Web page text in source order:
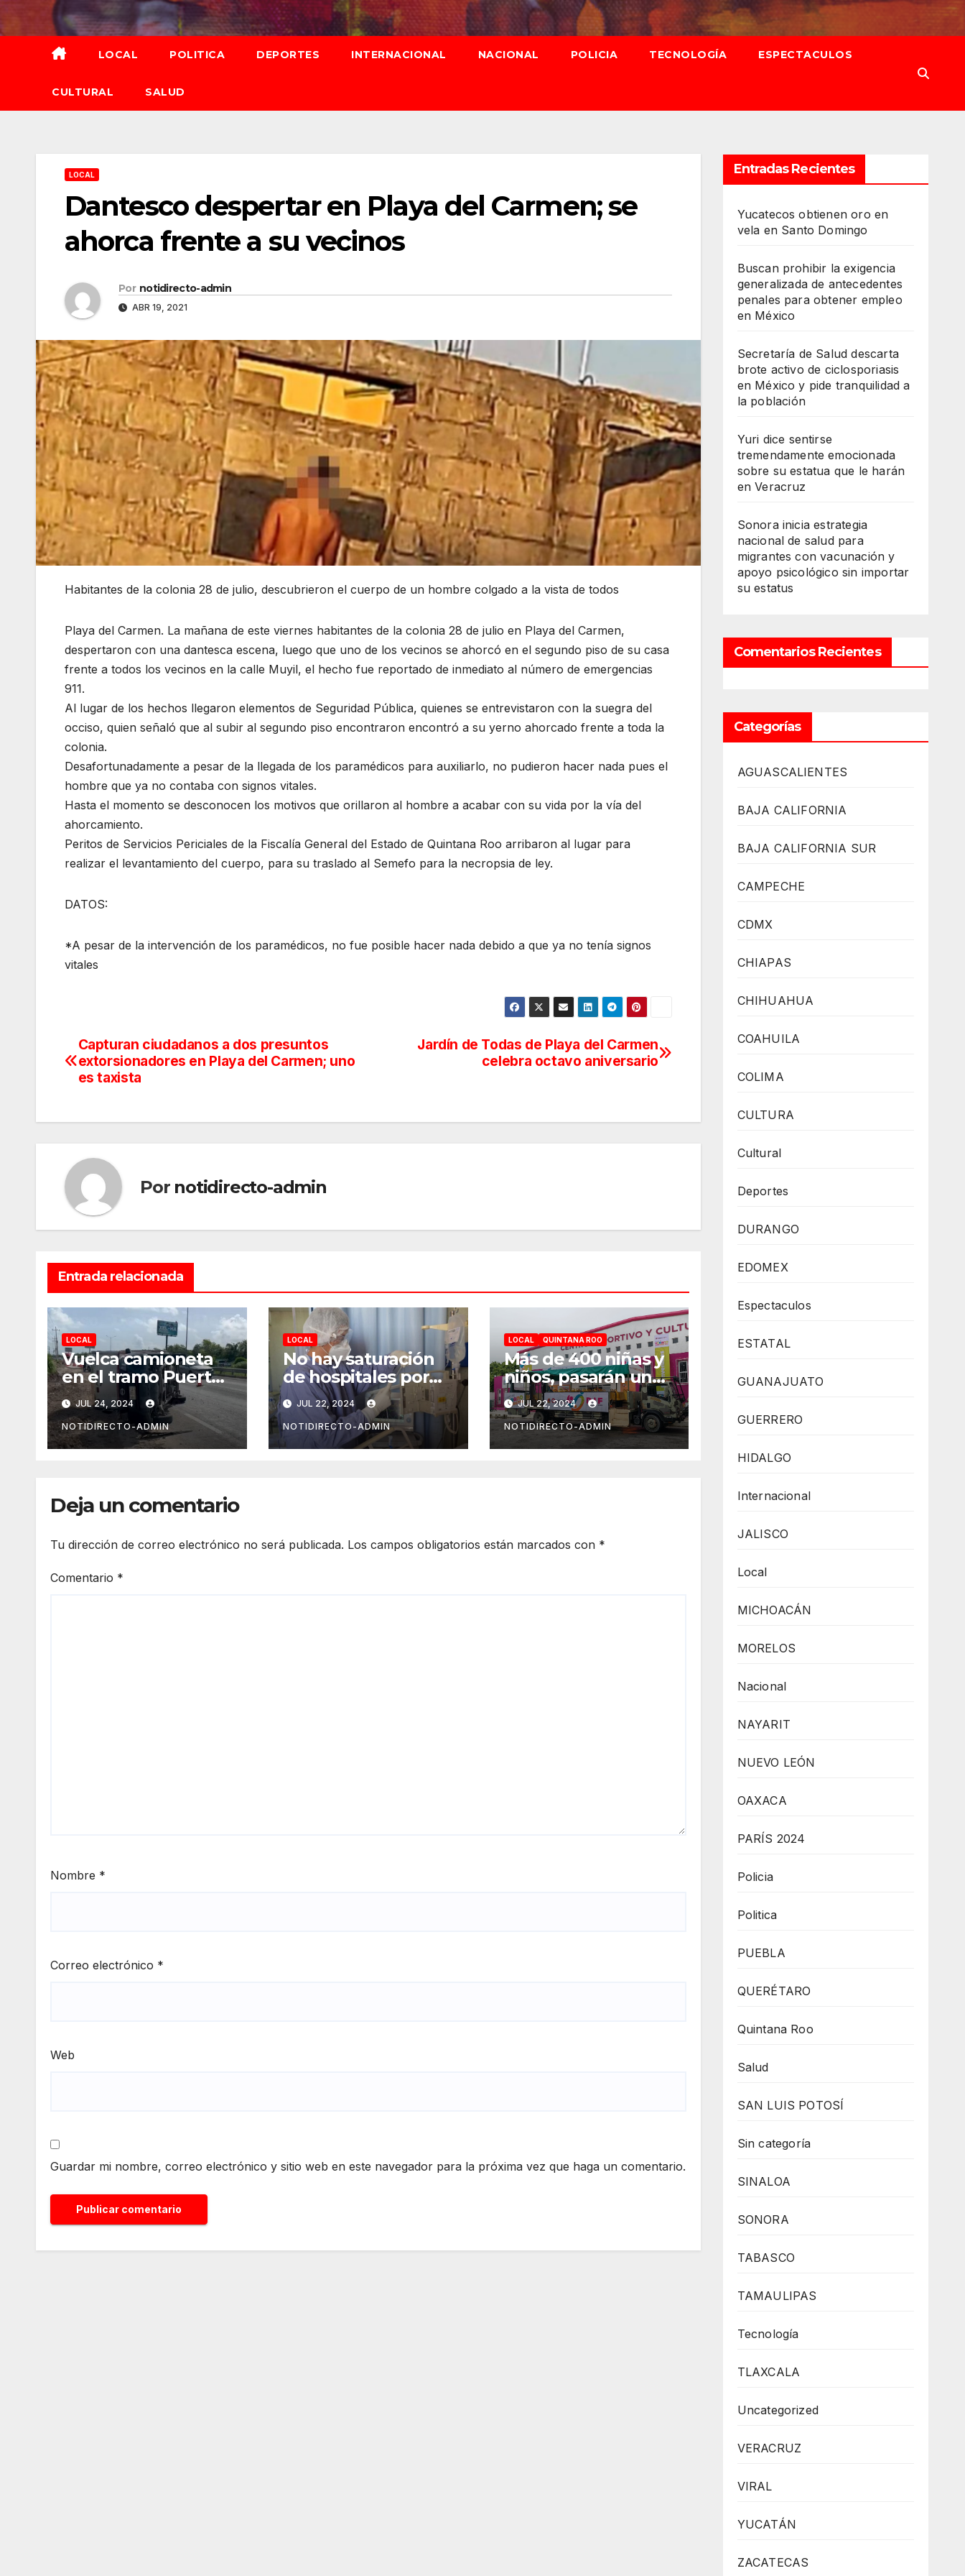
al
contenido
LOCAL POLITICA DEPORTES INTERNACIONAL NACIONAL POLICIA TECNOLOGÍA ESPECTACULOS
CULTURAL SALUD
LOCAL
Dantesco despertar en Playa del Carmen; se
ahorca frente a su vecinos
Por notidirecto-admin
ABR 19, 2021
Habitantes de la colonia 28 de julio, descubrieron el cuerpo de un hombre colgado a la vista de todos
Playa del Carmen. La mañana de este viernes habitantes de la colonia 28 de julio en Playa del Carmen,
despertaron con una dantesca escena, luego que uno de los vecinos se ahorcó en el segundo piso de su casa
frente a todos los vecinos en la calle Muyil, el hecho fue reportado de inmediato al número de emergencias
911.
Al lugar de los hechos llegaron elementos de Seguridad Pública, quienes se entrevistaron con la suegra del
occiso, quien señaló que al subir al segundo piso encontraron encontró a su yerno ahorcado frente a toda la
colonia.
Desafortunadamente a pesar de la llegada de los paramédicos para auxiliarlo, no pudieron hacer nada pues el
hombre que ya no contaba con signos vitales.
Hasta el momento se desconocen los motivos que orillaron al hombre a acabar con su vida por la vía del
ahorcamiento.
Peritos de Servicios Periciales de la Fiscalía General del Estado de Quintana Roo arribaron al lugar para
realizar el levantamiento del cuerpo, para su traslado al Semefo para la necropsia de ley.
DATOS:
*A pesar de la intervención de los paramédicos, no fue posible hacer nada debido a que ya no tenía signos
vitales
Navegación
de
Jardín de Todas de Playa del Carmen
celebra octavo aniversario
Capturan ciudadanos a dos presuntos
extorsionadores en Playa del Carmen; uno
es taxista
Por notidirecto-admin
Entrada relacionada
LOCAL
Vuelca camioneta
en el tramo Puerto
Morelos-Playa del
Carmen
JUL 24, 2024
NOTIDIRECTO-ADMIN
LOCAL
No hay saturación
de hospitales por
Covid 19 en Playa
del Carmen
JUL 22, 2024
NOTIDIRECTO-ADMIN
LOCAL QUINTANA ROO
Más de 400 niñas y
niños, pasarán un
“Un verano
DIFerente” en
Chetumal: Mara
Lezama
JUL 22, 2024
NOTIDIRECTO-ADMIN
Deja un comentario
Tu dirección de correo electrónico no será publicada. Los campos obligatorios están marcados con *
Comentario *
Nombre *
Correo electrónico *
Web
Guardar mi nombre, correo electrónico y sitio web en este navegador para la próxima vez que haga un comentario.
Entradas Recientes
Yucatecos obtienen oro en
vela en Santo Domingo
Buscan prohibir la exigencia
generalizada de antecedentes
penales para obtener empleo
en México
Secretaría de Salud descarta
brote activo de ciclosporiasis
en México y pide tranquilidad a
la población
Yuri dice sentirse
tremendamente emocionada
sobre su estatua que le harán
en Veracruz
Sonora inicia estrategia
nacional de salud para
migrantes con vacunación y
apoyo psicológico sin importar
su estatus
Comentarios Recientes
Categorías
AGUASCALIENTES
BAJA CALIFORNIA
BAJA CALIFORNIA SUR
CAMPECHE
CDMX
CHIAPAS
CHIHUAHUA
COAHUILA
COLIMA
CULTURA
Cultural
Deportes
DURANGO
EDOMEX
Espectaculos
ESTATAL
GUANAJUATO
GUERRERO
HIDALGO
Internacional
JALISCO
Local
MICHOACÁN
MORELOS
Nacional
NAYARIT
NUEVO LEÓN
OAXACA
PARÍS 2024
Policia
Politica
PUEBLA
QUERÉTARO
Quintana Roo
Salud
SAN LUIS POTOSÍ
Sin categoría
SINALOA
SONORA
TABASCO
TAMAULIPAS
Tecnología
TLAXCALA
Uncategorized
VERACRUZ
VIRAL
YUCATÁN
ZACATECAS